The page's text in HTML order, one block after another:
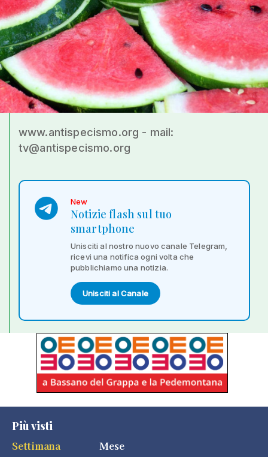
www.antispecismo.org - mail:
tv@antispecismo.org
New
Notizie flash sul tuo
smartphone
Unisciti al nostro nuovo canale Telegram,
ricevi una notifica ogni volta che
pubblichiamo una notizia.
Unisciti al Canale
Più visti
Settimana
Mese